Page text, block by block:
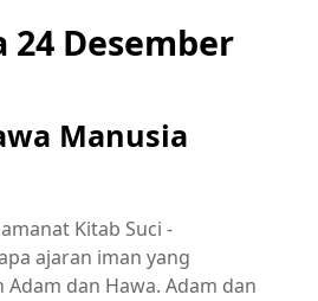
24 Desember
Manusia
Kitab Suci -
ajaran iman yang
dan Hawa. Adam dan